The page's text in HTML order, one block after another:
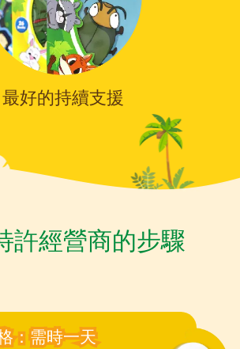
最好的持續支援
許經營商的步驟
：需時一天